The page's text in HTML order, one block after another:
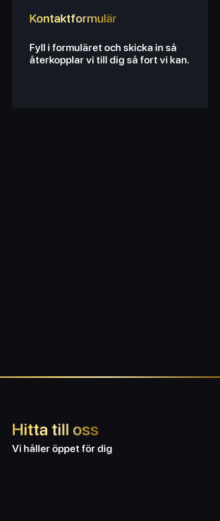
Kontaktformulär
Fyll i formuläret och skicka in så
återkopplar vi till dig så fort vi kan.
Hitta till oss
Vi håller öppet för dig